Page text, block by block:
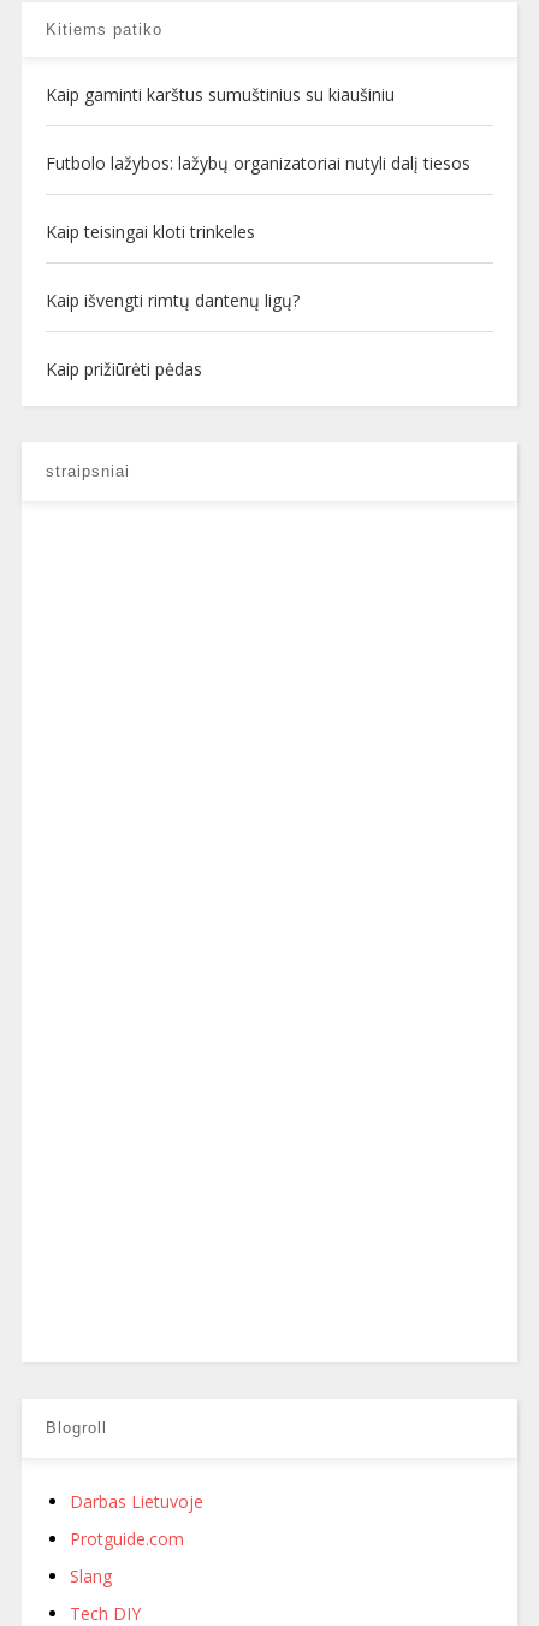
Kitiems patiko
Kaip gaminti karštus sumuštinius su kiaušiniu
Futbolo lažybos: lažybų organizatoriai nutyli dalį tiesos
Kaip teisingai kloti trinkeles
Kaip išvengti rimtų dantenų ligų?
Kaip prižiūrėti pėdas
straipsniai
Blogroll
Darbas Lietuvoje
Protguide.com
Slang
Tech DIY